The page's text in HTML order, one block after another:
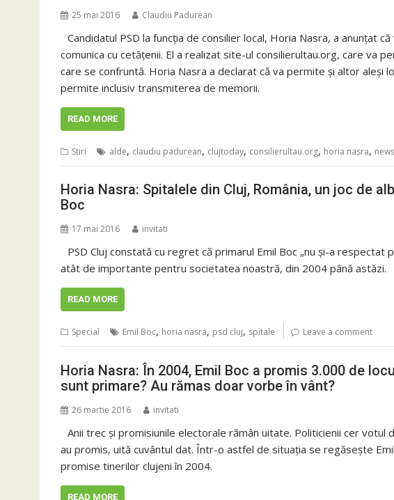
25 mai 2016 Claudiu Padurean
Candidatul PSD la funcția de consilier local, Horia Nasra, a anunțat
comunica cu cetățenii. El a realizat site-ul consilierultau.org, care va
care se confruntă. Horia Nasra a declarat că va permite și altor aleși
permite inclusiv transmiterea de memorii.
READ MORE
Stiri alde, claudiu padurean, clujtoday, consilierultau.org, horia nasra, news
Horia Nasra: Spitalele din Cluj, România, un joc de
Boc
17 mai 2016 invitati
PSD Cluj constată cu regret că primarul Emil Boc „nu și-a respectat
atât de importante pentru societatea noastră, din 2004 până astăzi.
READ MORE
Special Emil Boc, horia nasra, psd cluj, spitale Leave a comment
Horia Nasra: În 2004, Emil Boc a promis 3.000 de
sunt primare? Au rămas doar vorbe în vânt?
26 martie 2016 invitati
Anii trec și promisiunile electorale rămân uitate. Politicienii cer votul
au promis, uită cuvântul dat. Într-o astfel de situația se regăsește
promise tinerilor clujeni în 2004.
READ MORE